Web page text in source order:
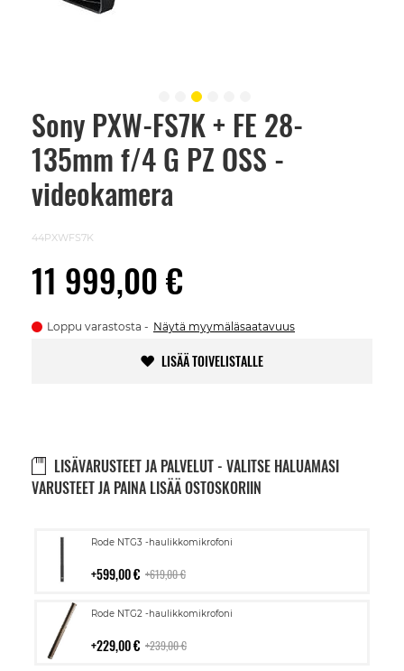
Sony PXW-FS7K + FE 28-
135mm f/4 G PZ OSS -
videokamera
44PXWFS7K
11 999,00 €
Loppu varastosta Näytä myymäläsaatavuus
LISÄÄ TOIVELISTALLE
LISÄVARUSTEET JA PALVELUT - VALITSE HALUAMASI
VARUSTEET JA PAINA LISÄÄ OSTOSKORIIN
Rode NTG3 -haulikkomikrofoni
599,00 € 619,00 €
Lisää
Rode NTG2 -haulikkomikrofoni
229,00 € 239,00 €
Lisää
Skip
beginning
images